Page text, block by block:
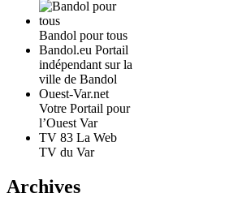
Bandol pour tous
Bandol.eu Portail
indépendant sur la
ville de Bandol
Ouest-Var.net
Votre Portail pour
l’Ouest Var
TV 83 La Web
TV du Var
Archives